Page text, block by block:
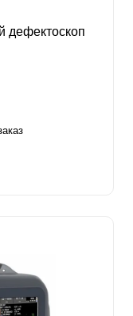
дефектоскоп